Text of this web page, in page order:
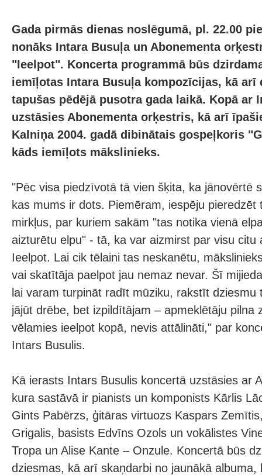
Gada pirmās dienas noslēgumā, pl. 22.00
nonāks Intara Busuļa un Abonementa
"Ieelpot". Koncerta programmā būs
iemīļotas Intara Busuļa kompozīcijas, kā arī
tapušas pēdējā pusotra gada laikā. Kopā ar
uzstāsies Abonementa orķestris, kā arī
Kalniņa 2004. gadā dibinātais gospeļkoris
kāds iemīļots mākslinieks.
"Pēc visa piedzīvotā tā vien šķita, ka jānovērtē
kas mums ir dots. Piemēram, iespēju pieredzēt
mirkļus, par kuriem sakām "tas notika vienā
aizturētu elpu" - tā, ka var aizmirst par visu citu
Ieelpot. Lai cik tēlaini tas neskanētu,
vai skatītāja paelpot jau nemaz nevar. Šī
lai varam turpināt radīt mūziku, rakstīt dziesmu
jājūt drēbe, bet izpildītājam – apmeklētāju pilna
vēlamies ieelpot kopā, nevis attālināti," par
Intars Busulis.
Kā ierasts Intars Busulis koncertā uzstāsies ar
kura sastāvā ir pianists un komponists Kārlis
Gints Pabērzs, ģitāras virtuozs Kaspars
Grigalis, basists Edvīns Ozols un vokālistes
Tropa un Alise Kante – Onzule. Koncertā būs
dziesmas, kā arī skaņdarbi no jaunākā